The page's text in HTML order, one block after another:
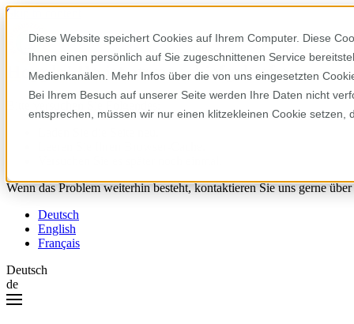
Diese Website speichert Cookies auf Ihrem Computer. Diese
Ihnen einen persönlich auf Sie zugeschnittenen Service
Medienkanälen. Mehr Infos über die von uns eingesetzten
Bei Ihrem Besuch auf unserer Seite werden Ihre Daten nicht
entsprechen, müssen wir nur einen klitzekleinen Cookie setzen,
Skip to content
Hoppla! Da ist etwas schiefgelaufen.
Wenn das Problem weiterhin besteht, kontaktieren Sie uns gerne
Deutsch
English
Français
Deutsch
de